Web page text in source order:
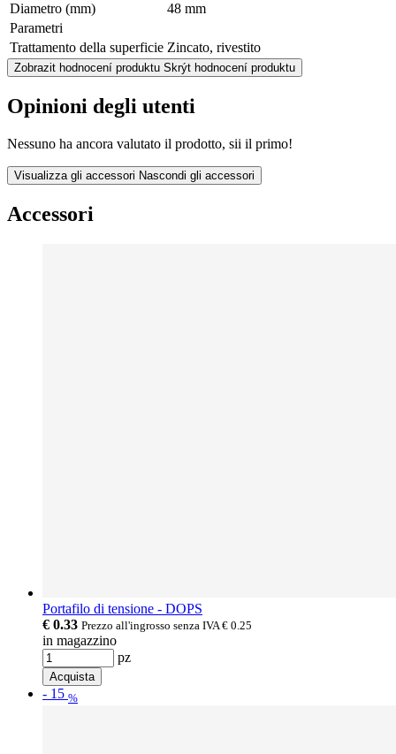
Diametro (mm)
48 mm
Parametri
Trattamento della superficie Zincato, rivestito
Zobrazit hodnocení produktu Skrýt hodnocení produktu
Opinioni degli utenti
Nessuno ha ancora valutato il prodotto, sii il primo!
Visualizza gli accessori Nascondi gli accessori
Accessori
Portafilo di tensione - DOPS
€ 0.33 Prezzo all'ingrosso senza IVA€ 0.25
in magazzino
pz
Acquista
- 15 %